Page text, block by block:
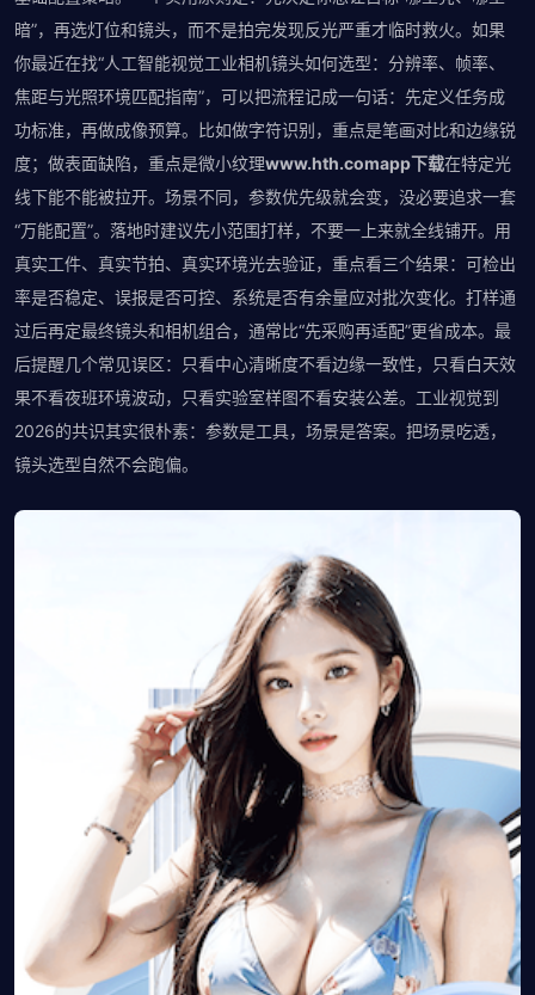
暗”，再选灯位和镜头，而不是拍完发现反光严重才临时救火。如果
你最近在找“人工智能视觉工业相机镜头如何选型：分辨率、帧率、
焦距与光照环境匹配指南”，可以把流程记成一句话：先定义任务成
功标准，再做成像预算。比如做字符识别，重点是笔画对比和边缘锐
度；做表面缺陷，重点是微小纹理www.hth.comapp下载在特定光
线下能不能被拉开。场景不同，参数优先级就会变，没必要追求一套
“万能配置”。落地时建议先小范围打样，不要一上来就全线铺开。用
真实工件、真实节拍、真实环境光去验证，重点看三个结果：可检出
率是否稳定、误报是否可控、系统是否有余量应对批次变化。打样通
过后再定最终镜头和相机组合，通常比“先采购再适配”更省成本。最
后提醒几个常见误区：只看中心清晰度不看边缘一致性，只看白天效
果不看夜班环境波动，只看实验室样图不看安装公差。工业视觉到
2026的共识其实很朴素：参数是工具，场景是答案。把场景吃透，
镜头选型自然不会跑偏。